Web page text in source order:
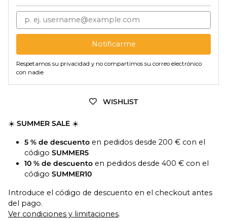
Notificarme
Respetamos su privacidad y no compartimos su correo electrónico
con nadie
WISHLIST
☀️ SUMMER SALE ☀️
5 % de descuento en pedidos desde 200 € con el
código SUMMER5
10 % de descuento en pedidos desde 400 € con el
código SUMMER10
Introduce el código de descuento en el checkout antes
del pago.
Ver condiciones y limitaciones.